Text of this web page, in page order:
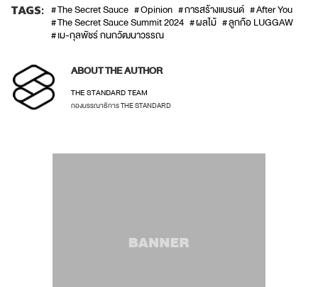
TAGS: The Secret Sauce Opinion การสร้างแบรนด์
After You
The Secret Sauce Summit 2024
ผลไม้
ลูกก๊อ LUGGAW
เม-กุลพัชร์ กนกวัฒนาวรรณ
ABOUT THE AUTHOR
THE STANDARD TEAM
กองบรรณาธิการ THE STANDARD